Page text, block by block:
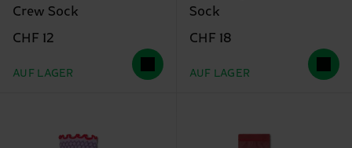
Crew Sock
CHF 12
AUF LAGER
Sock
CHF 18
AUF LAGER